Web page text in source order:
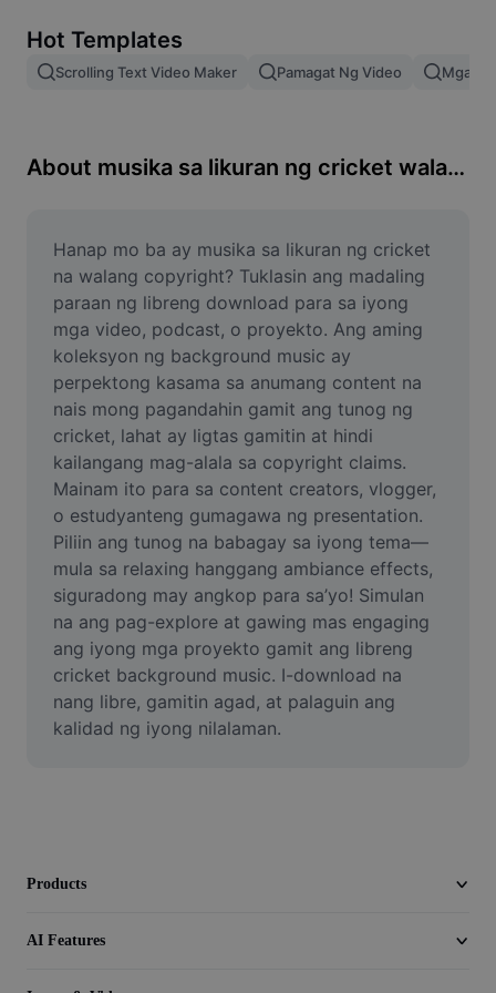
Image merge
Resize Image
Meme Generator
AI Text Remover
AI People Remover
AI Inpainting
Face Cutout
Video
Remove video BG
Enhance quality
Video Editor
Trim Video
Add Subtitles To Video
Hot Templates
Scrolling Text Video Maker Pamagat Ng Video Mga
About musika sa likuran ng cricket walang copyright libreng download
Hanap mo ba ay musika sa likuran ng cricket
na walang copyright? Tuklasin ang madaling
paraan ng libreng download para sa iyong
mga video, podcast, o proyekto. Ang aming
koleksyon ng background music ay
perpektong kasama sa anumang content na
nais mong pagandahin gamit ang tunog ng
cricket, lahat ay ligtas gamitin at hindi
kailangang mag-alala sa copyright claims.
Mainam ito para sa content creators, vlogger,
o estudyanteng gumagawa ng presentation.
Piliin ang tunog na babagay sa iyong tema—
mula sa relaxing hanggang ambiance effects,
siguradong may angkop para sa’yo! Simulan
na ang pag-explore at gawing mas engaging
ang iyong mga proyekto gamit ang libreng
cricket background music. I-download na
nang libre, gamitin agad, at palaguin ang
kalidad ng iyong nilalaman.
Products
AI Features